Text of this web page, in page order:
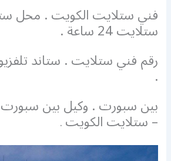
فني ستلايت الكويت . محل
ستلايت 24 ساعة .
رقم فني ستلايت . ستاند
.
بين سبورت . وكيل بين
– ستلايت الكويت.